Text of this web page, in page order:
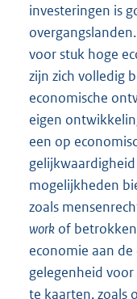
investeringen is
voor stuk hoge
zijn zich volledig
economische
eigen
een op
mogelijkheden
zoals
work of
economie aan
gelegenheid
te kaarten, zoals